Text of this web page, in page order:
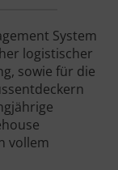
System
logistischer
sowie für die
vollem